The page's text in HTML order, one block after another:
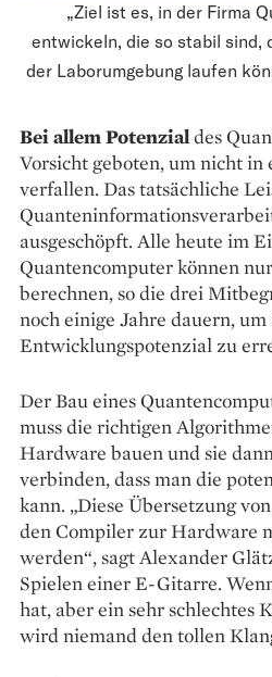
„Ziel ist es, in der Firma
entwickeln, die so stabil sind,
der Laborumgebung laufen
Bei allem Potenzialdes
Vorsicht geboten, um nicht in
verfallen. Das tatsächliche
ausgeschöpft. Alle heute im
Quantencomputer können
berechnen, so die drei
noch einige Jahre dauern,
Entwicklungspotenzial zu
Der Bau eines
muss die richtigen
Hardware bauen und sie
verbinden, dass man die
kann. „Diese Übersetzung
den Compiler zur Hardware
werden“, sagt Alexander
Spielen einer E-Gitarre.
hat, aber ein sehr schlechtes
wird niemand den tollen